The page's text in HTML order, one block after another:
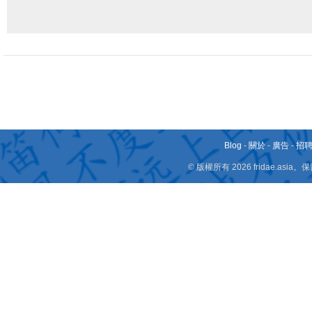
Blog - 關於 - 廣告 -招
© 版權所有 2026 fridae.asia。